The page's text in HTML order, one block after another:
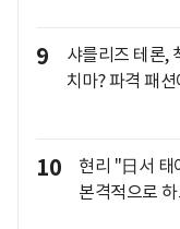
9
샤를리즈 테론,
치마? 파격 패
10
현리 "日서
본격적으로